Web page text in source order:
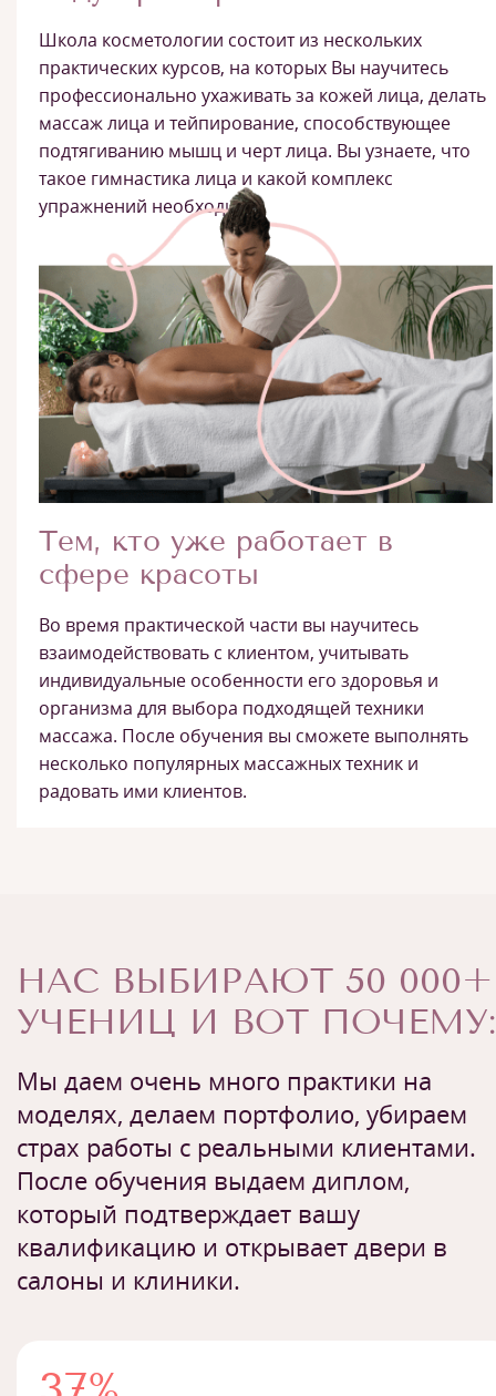
Школа косметологии состоит из нескольких
практических курсов, на которых Вы научитесь
профессионально ухаживать за кожей лица, делать
массаж лица и тейпирование, способствующее
подтягиванию мышц и черт лица. Вы узнаете, что
такое гимнастика лица и какой комплекс
упражнений необходим.
Тем, кто уже работает в
сфере красоты
Во время практической части вы научитесь
взаимодействовать с клиентом, учитывать
индивидуальные особенности его здоровья и
организма для выбора подходящей техники
массажа. После обучения вы сможете выполнять
несколько популярных массажных техник и
радовать ими клиентов.
НАС ВЫБИРАЮТ 50 000+
УЧЕНИЦ И ВОТ ПОЧЕМУ:
Мы даем очень много практики на
моделях, делаем портфолио, убираем
страх работы с реальными клиентами.
После обучения выдаем диплом,
который подтверждает вашу
квалификацию и открывает двери в
салоны и клиники.